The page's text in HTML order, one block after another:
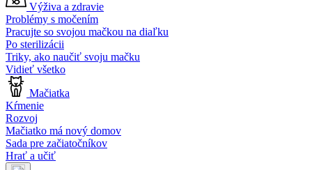
Výživa a zdravie
Problémy s močením
Pracujte so svojou mačkou na diaľku
Po sterilizácii
Triky, ako naučiť svoju mačku
Vidieť všetko
Mačiatka
Kŕmenie
Rozvoj
Mačiatko má nový domov
Sada pre začiatočníkov
Hrať a učiť